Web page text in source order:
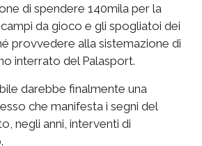
di spendere 140mila per la
da gioco e gli spogliatoi dei
provvedere alla sistemazione di
interrato del Palasport.
darebbe finalmente una
che manifesta i segni del
negli anni, interventi di